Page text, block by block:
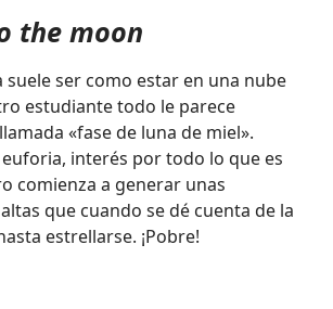
the moon
suele ser como estar en una nube
estudiante todo le parece
«fase de luna de miel».
interés por todo lo que es
comienza a generar unas
que cuando se dé cuenta de la
estrellarse. ¡Pobre!